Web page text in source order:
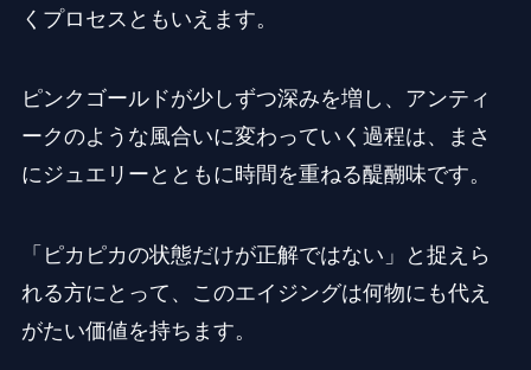
くプロセスともいえます。
ピンクゴールドが少しずつ深みを増し、アンティ
ークのような風合いに変わっていく過程は、まさ
にジュエリーとともに時間を重ねる醍醐味です。
「ピカピカの状態だけが正解ではない」と捉えら
れる方にとって、このエイジングは何物にも代え
がたい価値を持ちます。